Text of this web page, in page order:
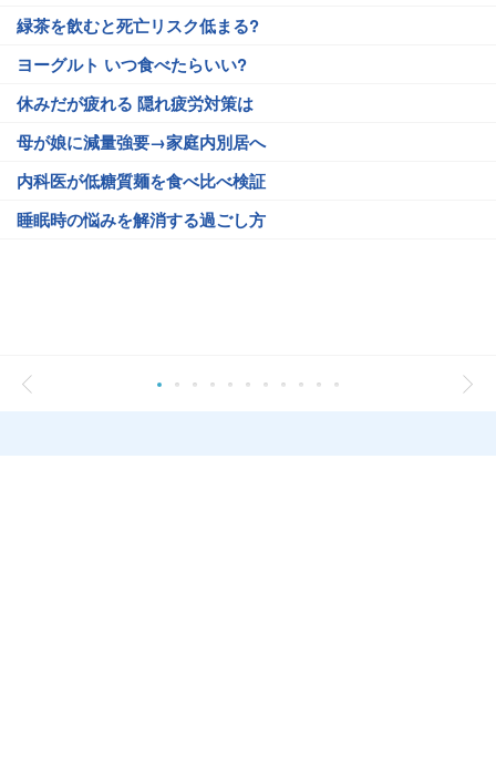
緑茶を飲むと死亡リスク低まる?
ヨーグルト いつ食べたらいい?
休みだが疲れる 隠れ疲労対策は
母が娘に減量強要→家庭内別居へ
内科医が低糖質麺を食べ比べ検証
睡眠時の悩みを解消する過ごし方